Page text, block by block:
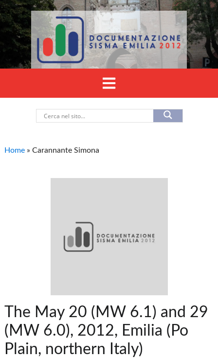
Home »Carannante Simona
The May 20 (MW 6.1) and 29
(MW 6.0), 2012, Emilia (Po
Plain, northern Italy)